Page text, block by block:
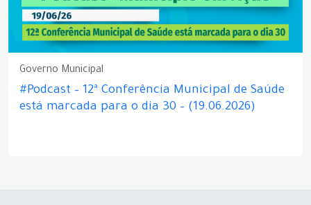
Governo Municipal
#Podcast – 12ª Conferência Municipal de Saúde
está marcada para o dia 30 – (19.06.2026)